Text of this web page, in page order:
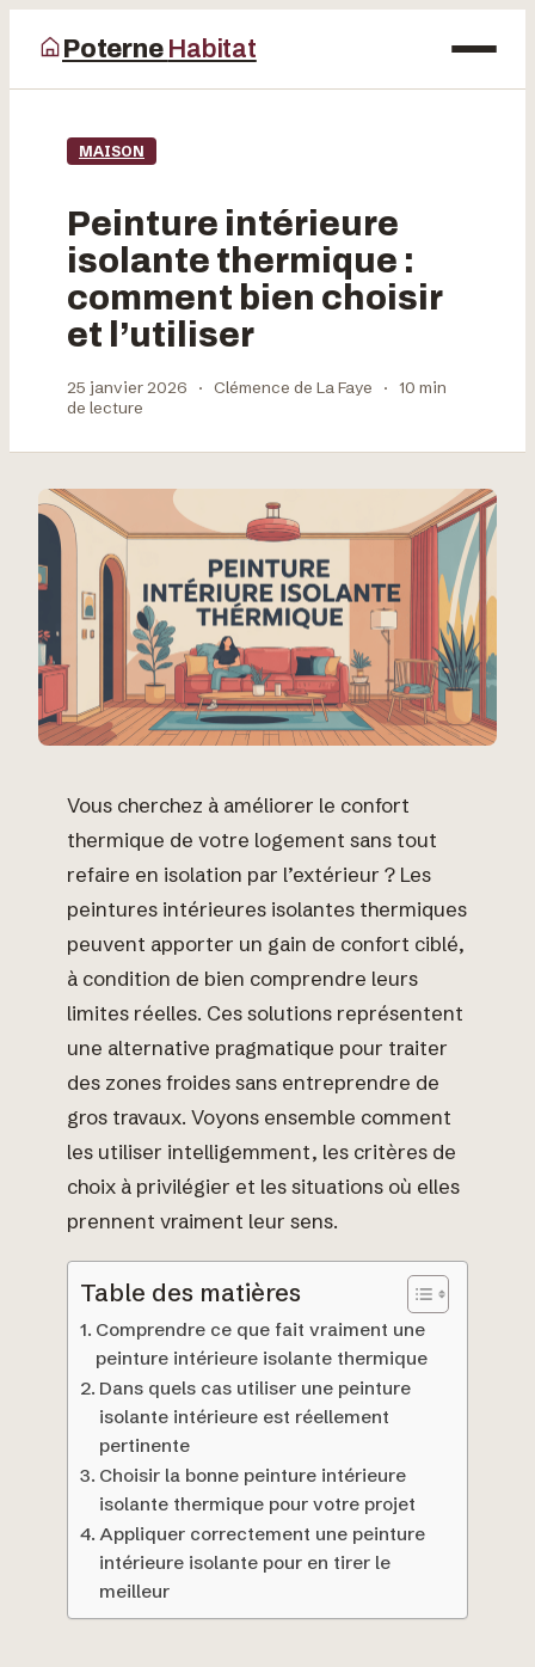
Poterne Habitat
Maison
Déco
Jardinage
MAISON
Peinture intérieure
isolante thermique :
comment bien choisir
et l’utiliser
25 janvier 2026 · Clémence de La Faye · 10 min
de lecture
Vous cherchez à améliorer le confort
thermique de votre logement sans tout
refaire en isolation par l’extérieur ? Les
peintures intérieures isolantes thermiques
peuvent apporter un gain de confort ciblé,
à condition de bien comprendre leurs
limites réelles. Ces solutions représentent
une alternative pragmatique pour traiter
des zones froides sans entreprendre de
gros travaux. Voyons ensemble comment
les utiliser intelligemment, les critères de
choix à privilégier et les situations où elles
prennent vraiment leur sens.
Table des matières
Comprendre ce que fait vraiment une
peinture intérieure isolante thermique
Dans quels cas utiliser une peinture
isolante intérieure est réellement
pertinente
Choisir la bonne peinture intérieure
isolante thermique pour votre projet
Appliquer correctement une peinture
intérieure isolante pour en tirer le
meilleur